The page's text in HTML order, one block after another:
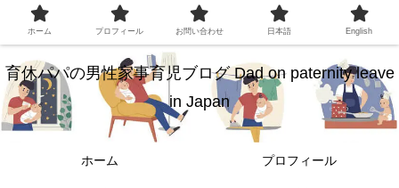
育休パパの男性家事育児ブログ Dad on paternity leave
in Japan
ホーム プロフィール
ホーム プロフィール お問い合わせ 日本語 English